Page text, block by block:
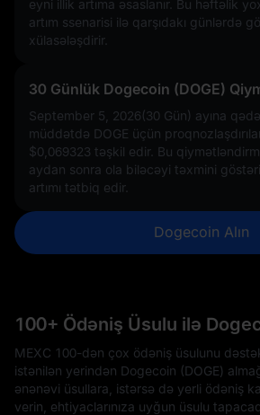
eyni illik artıma əsaslanır. Bu həftəlik
artım ssenarisi ilə qarşıdakı günlərdə
xülasələşdirir.
30 Günlük Dogecoin (DOGE)
September 5, 2026(30 Gün) ayına
müddətdə DOGE üçün
$0,069323 təşkil edir. Bu
aydan sonra ola biləcəyi təxmini
artımı tətbiq edir.
Dogecoin Alın
100+ Ödəniş Üsulu ilə
MEXC 100-dən çox ödəniş üsulunu
istənilən yerindən Dogecoin (DOGE)
ənənəvi üsullara, istərsə də yerli ödəniş
verin, ehtiyaclarınıza uyğun üsulu